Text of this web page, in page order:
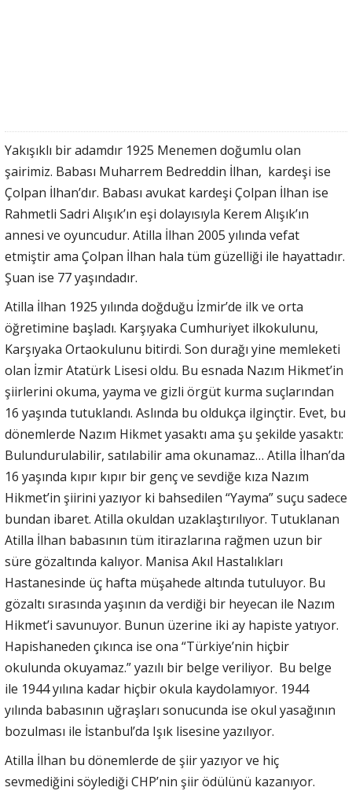
Yakışıklı bir adamdır 1925 Menemen doğumlu olan
şairimiz. Babası Muharrem Bedreddin İlhan, kardeşi ise
Çolpan İlhan’dır. Babası avukat kardeşi Çolpan İlhan ise
Rahmetli Sadri Alışık’ın eşi dolayısıyla Kerem Alışık’ın
annesi ve oyuncudur. Atilla İlhan 2005 yılında vefat
etmiştir ama Çolpan İlhan hala tüm güzelliği ile hayattadır.
Şuan ise 77 yaşındadır.
Atilla İlhan 1925 yılında doğduğu İzmir’de ilk ve orta
öğretimine başladı. Karşıyaka Cumhuriyet ilkokulunu,
Karşıyaka Ortaokulunu bitirdi. Son durağı yine memleketi
olan İzmir Atatürk Lisesi oldu. Bu esnada Nazım Hikmet’in
şiirlerini okuma, yayma ve gizli örgüt kurma suçlarından
16 yaşında tutuklandı. Aslında bu oldukça ilginçtir. Evet, bu
dönemlerde Nazım Hikmet yasaktı ama şu şekilde yasaktı:
Bulundurulabilir, satılabilir ama okunamaz… Atilla İlhan’da
16 yaşında kıpır kıpır bir genç ve sevdiğe kıza Nazım
Hikmet’in şiirini yazıyor ki bahsedilen “Yayma” suçu sadece
bundan ibaret. Atilla okuldan uzaklaştırılıyor. Tutuklanan
Atilla İlhan babasının tüm itirazlarına rağmen uzun bir
süre gözaltında kalıyor. Manisa Akıl Hastalıkları
Hastanesinde üç hafta müşahede altında tutuluyor. Bu
gözaltı sırasında yaşının da verdiği bir heyecan ile Nazım
Hikmet’i savunuyor. Bunun üzerine iki ay hapiste yatıyor.
Hapishaneden çıkınca ise ona “Türkiye’nin hiçbir
okulunda okuyamaz.” yazılı bir belge veriliyor. Bu belge
ile 1944 yılına kadar hiçbir okula kaydolamıyor. 1944
yılında babasının uğraşları sonucunda ise okul yasağının
bozulması ile İstanbul’da Işık lisesine yazılıyor.
Atilla İlhan bu dönemlerde de şiir yazıyor ve hiç
sevmediğini söylediği CHP’nin şiir ödülünü kazanıyor.